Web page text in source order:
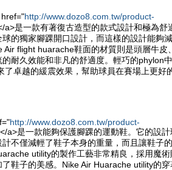
http://www.dozo8.com.tw/product-
a>是一款有著復古造型的款式設計和極為舒
的獨家腳踝開口設計，而這樣的設計能夠
Air flight huarache鞋面的材質則是頭層牛皮
耐久效能和非凡的舒適度。輕巧的phylon
卓越的緩震效果，幫助球員在賽場上更好
http://www.dozo8.com.tw/product-
a>是一款能夠保護腳踝的運動鞋。它的設計
不僅減輕了鞋子本身的重量，而且讓鞋子
utility的製作工藝非常精良，採用魔術
鞋子的美感。Nike Air Huarache utility的